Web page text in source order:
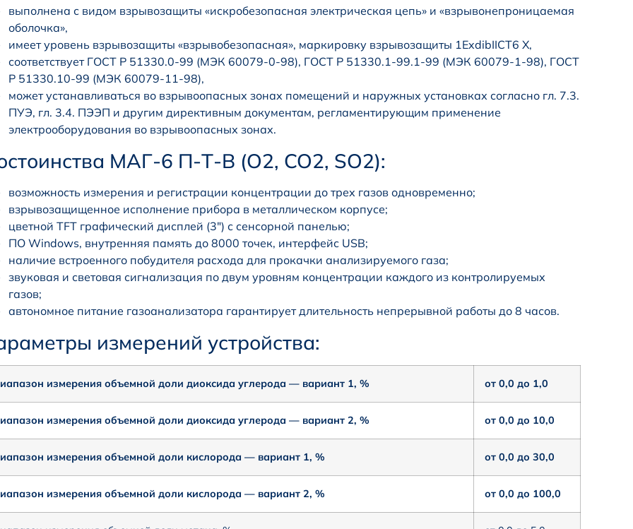
выполнена с видом взрывозащиты «искробезопасная электрическая цепь» и «взрывонепроницаемая
оболочка»,
имеет уровень взрывозащиты «взрывобезопасная», маркировку взрывозащиты 1ExdibIICT6 X,
соответствует ГОСТ Р 51330.0-99 (МЭК 60079-0-98), ГОСТ Р 51330.1-99.1-99 (МЭК 60079-1-98), ГОСТ
Р 51330.10-99 (МЭК 60079-11-98),
может устанавливаться во взрывоопасных зонах помещений и наружных установках согласно гл. 7.3.
ПУЭ, гл. 3.4. ПЭЭП и другим директивным документам, регламентирующим применение
электрооборудования во взрывоопасных зонах.
МАГ-6 П-Т-В (O2, CO2, SO2):
возможность измерения и регистрации концентрации до трех газов одновременно;
взрывозащищенное исполнение прибора в металлическом корпусе;
цветной TFT графический дисплей (3″) с сенсорной панелью;
ПО Windows, внутренняя память до 8000 точек, интерфейс USB;
наличие встроенного побудителя расхода для прокачки анализируемого газа;
звуковая и световая сигнализация по двум уровням концентрации каждого из контролируемых
газов;
автономное питание газоанализатора гарантирует длительность непрерывной работы до 8 часов.
измерений устройства:
измерения объемной доли диоксида углерода — вариант 1, % от 0,0 до 1,0
измерения объемной доли диоксида углерода — вариант 2, % от 0,0 до 10,0
измерения объемной доли кислорода — вариант 1, % от 0,0 до 30,0
измерения объемной доли кислорода — вариант 2, % от 0,0 до 100,0